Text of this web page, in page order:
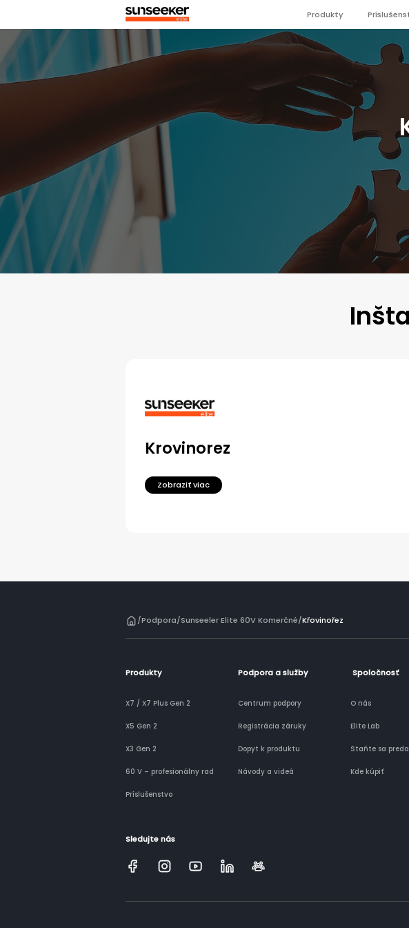
Produkty
Krovinorez
Zobraziť viac
/Podpora/Sunseeler Elite 60V Komerčné/Křovinořez
Produkty
X7 / X7 Plus Gen 2
X5 Gen 2
X3 Gen 2
60 V – profesionálny rad
Príslušenstvo
Podpora a služby
Centrum podpory
Registrácia záruky
Dopyt k produktu
Návody a videá
Spoločnosť
O nás
Elite Lab
Staňte sa
Kde kúpiť
Sledujte nás